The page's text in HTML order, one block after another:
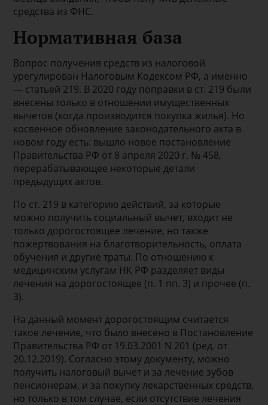
средства из ФНС.
Нормативная база
Вопрос получения средств из налоговой
урегулирован Налоговым Кодексом РФ, а именно
— статьей 219. В 2020 году поправки в ст. 219 были
внесены только в отношении имущественных
вычетов (когда производится покупка жилья). Но
косвенное обновление законодательного акта в
новом году есть: вышло новое постановление
Правительства РФ от 8 апреля 2020 г. № 458,
перерабатывающее некоторые детали
предыдущих актов.
По ст. 219 в категорию действий, за которые
можно получить социальный вычет, входит не
только дорогостоящее лечение, но также
пожертвования на благотворительность, оплата
обучения и другие траты. По отношению к
медицинским услугам НК РФ разделяет виды
лечения на дорогостоящее (п. 1 пп. 3) и прочее (п.
3).
На данный момент дорогостоящим считается
такое лечение, что было внесено в Постановление
Правительства РФ от 19.03.2001 N 201 (ред. от
20.12.2019). Согласно этому документу, можно
получить налоговый вычет и за лечение зубов
пенсионерам, и за покупку лекарственных средств,
но только в том случае, если отсутствие лечения